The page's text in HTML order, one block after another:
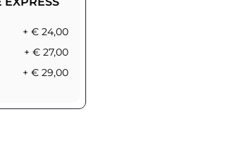
+ € 24,00
+ € 27,00
+ € 29,00